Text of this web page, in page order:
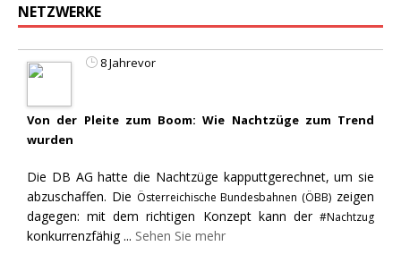
NETZWERKE
8 Jahrevor
Von der Pleite zum Boom: Wie Nachtzüge zum Trend
wurden
Die DB AG hatte die Nachtzüge kapputtgerechnet, um sie
abzuschaffen. Die Österreichische Bundesbahnen (ÖBB) zeigen
dagegen: mit dem richtigen Konzept kann der #Nachtzug
konkurrenzfähig ... Sehen Sie mehr